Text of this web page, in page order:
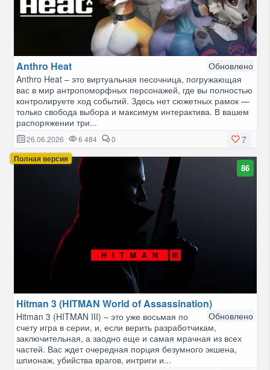
Anthro Heat
Обновлено
Anthro Heat – это виртуальная песочница, погружающая
вас в мир антропоморфных персонажей, где вы полностью
контролируете ход событий. Здесь нет сюжетных рамок —
только свобода выбора и максимум интерактива. В вашем
распоряжении три...
7
26.06.2026 6 484 0
Полная версия
86
Hitman 3 (HITMAN World of Assassination)
Обновлено
Hitman 3 (HITMAN III) – это уже восьмая по
счету игра в серии, и, если верить разработчикам,
заключительная, а заодно еще и самая мрачная из всех
частей. Вас ждет очередная порция безумного экшена,
шпионаж, убийства врагов, интриги и...